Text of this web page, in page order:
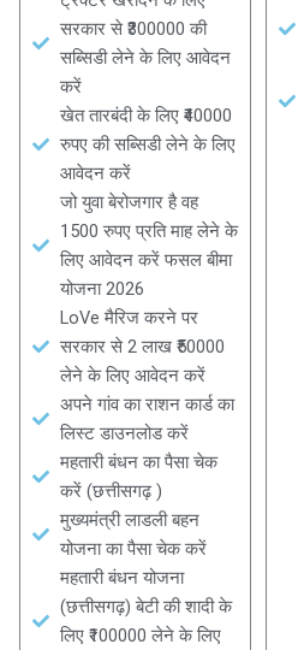
सरकार से ₹300000 की
सब्सिडी लेने के लिए आवेदन
करें
खेत तारबंदी के लिए ₹40000
रुपए की सब्सिडी लेने के लिए
आवेदन करें
जो युवा बेरोजगार है वह
1500 रुपए प्रति माह लेने के
लिए आवेदन करें फसल बीमा
योजना 2026
LoVe मैरिज करने पर
सरकार से 2 लाख ₹50000
लेने के लिए आवेदन करें
अपने गांव का राशन कार्ड का
लिस्ट डाउनलोड करें
महतारी बंधन का पैसा चेक
करें (छत्तीसगढ़ )
मुख्यमंत्री लाडली बहन
योजना का पैसा चेक करें
महतारी बंधन योजना
(छत्तीसगढ़) बेटी की शादी के
लिए ₹100000 लेने के लिए